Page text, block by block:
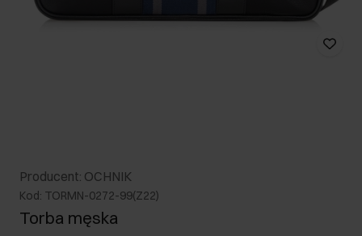
Producent: OCHNIK
Kod: TORMN-0272-99(Z22)
Torba męska